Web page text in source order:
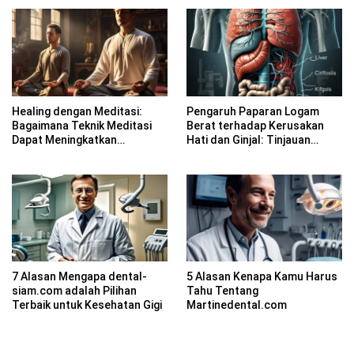
Healing dengan Meditasi:
Bagaimana Teknik Meditasi
Dapat Meningkatkan
Pengaruh Paparan Logam
Berat terhadap Kerusakan
Hati dan Ginjal: Tinjauan
7 Alasan Mengapa dental-
siam.com adalah Pilihan
Terbaik untuk Kesehatan Gigi
5 Alasan Kenapa Kamu Harus
Tahu Tentang
Martinedental.com